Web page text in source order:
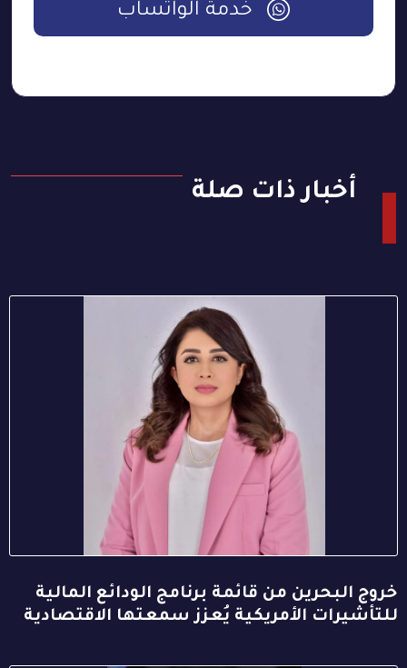
خدمة الواتساب
أخبار ذات صلة
خروج البحرين من قائمة برنامج الودائع المالية
للتأشيرات الأمريكية يُعزز سمعتها الاقتصادية